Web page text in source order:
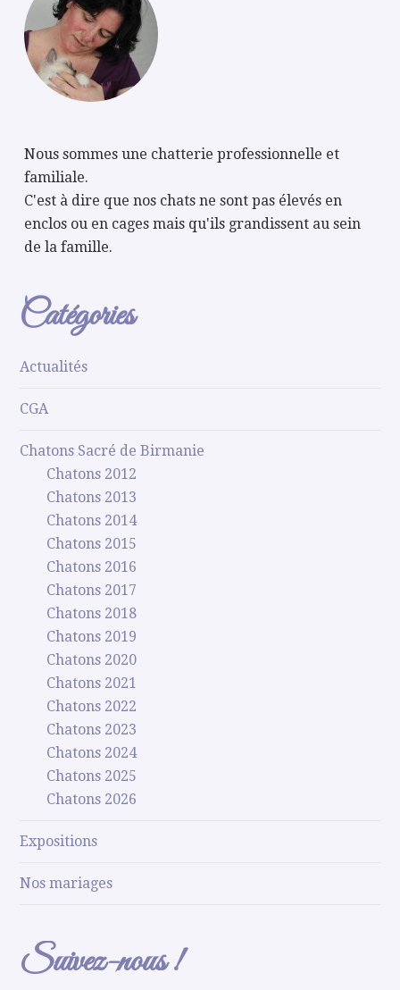
Nous sommes une chatterie professionnelle et
familiale.
C'est à dire que nos chats ne sont pas élevés en
enclos ou en cages mais qu'ils grandissent au sein
de la famille.
Catégories
Actualités
CGA
Chatons Sacré de Birmanie
Chatons 2012
Chatons 2013
Chatons 2014
Chatons 2015
Chatons 2016
Chatons 2017
Chatons 2018
Chatons 2019
Chatons 2020
Chatons 2021
Chatons 2022
Chatons 2023
Chatons 2024
Chatons 2025
Chatons 2026
Expositions
Nos mariages
Suivez-nous !